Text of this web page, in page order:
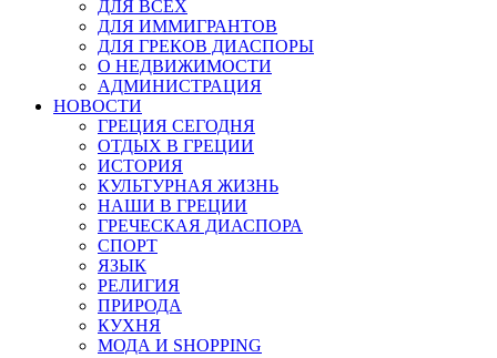
ДЛЯ ВСЕХ
ДЛЯ ИММИГРАНТОВ
ДЛЯ ГРЕКОВ ДИАСПОРЫ
О НЕДВИЖИМОСТИ
АДМИНИСТРАЦИЯ
НОВОСТИ
ГРЕЦИЯ СЕГОДНЯ
ОТДЫХ В ГРЕЦИИ
ИСТОРИЯ
КУЛЬТУРНАЯ ЖИЗНЬ
НАШИ В ГРЕЦИИ
ГРЕЧЕСКАЯ ДИАСПОРА
СПОРТ
ЯЗЫК
РЕЛИГИЯ
ПРИРОДА
КУХНЯ
МОДА И SHOPPING